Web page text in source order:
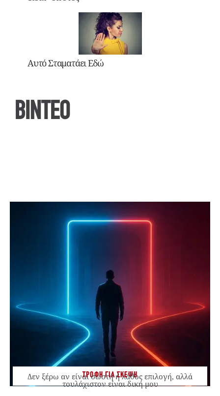
Αυτό Σταματάει Εδώ
ΒΙΝΤΕΟ
ΤΡΟΦΗ ΓΙΑ ΣΚΕΨΗ
Δεν ξέρω αν είναι σωστή ή λάθος επιλογή, αλλά
τουλάχιστον είναι δική μου